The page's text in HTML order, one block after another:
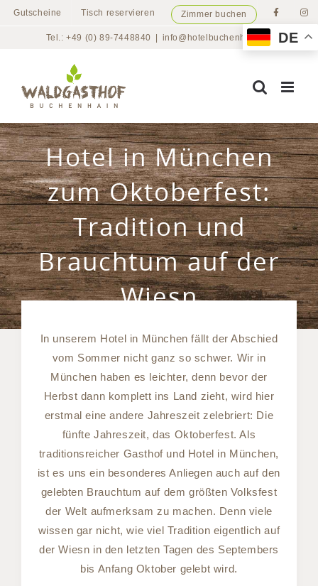
ZumGutscheine Tisch reservieren Zimmer buchen
Tel.: +49 (0) 89-7448840 info@hotelbuchenhain.de
Hotel in München
zum Oktoberfest:
Tradition und
Brauchtum auf der
Wiesn
In unserem Hotel in München fällt der Abschied
vom Sommer nicht ganz so schwer. Wir in
München haben es leichter, denn bevor der
Herbst dann komplett ins Land zieht, wird hier
erstmal eine andere Jahreszeit zelebriert: Die
fünfte Jahreszeit, das Oktoberfest. Als
traditionsreicher Gasthof und Hotel in München,
ist es uns ein besonderes Anliegen auch auf den
gelebten Brauchtum auf dem größten Volksfest
der Welt aufmerksam zu machen. Denn viele
wissen gar nicht, wie viel Tradition eigentlich auf
der Wiesn in den letzten Tagen des Septembers
bis Anfang Oktober gelebt wird.
DE